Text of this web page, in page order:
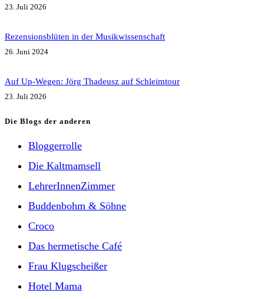
23. Juli 2026
Rezensionsblüten in der Musikwissenschaft
26. Juni 2024
Auf Up-Wegen: Jörg Thadeusz auf Schleimtour
23. Juli 2026
Die Blogs der anderen
Bloggerrolle
Die Kaltmamsell
LehrerInnenZimmer
Buddenbohm & Söhne
Croco
Das hermetische Café
Frau Klugscheißer
Hotel Mama